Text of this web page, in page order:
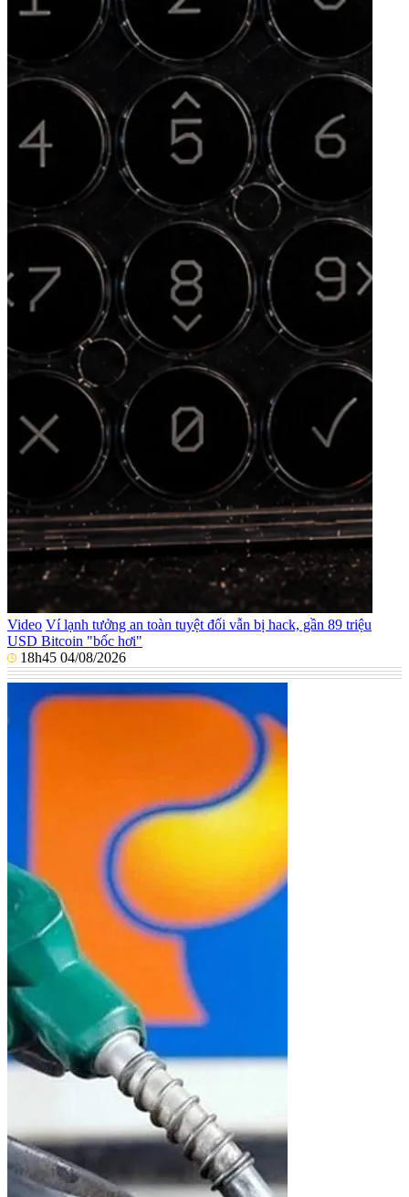
Video Ví lạnh tưởng an toàn tuyệt đối vẫn bị hack, gần 89 triệu
USD Bitcoin "bốc hơi"
18h45 04/08/2026